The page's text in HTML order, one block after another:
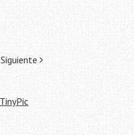
Siguiente